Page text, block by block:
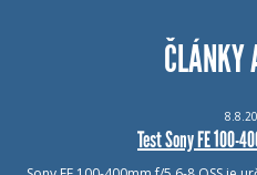
ČLÁNKY
Test Sony FE 100-